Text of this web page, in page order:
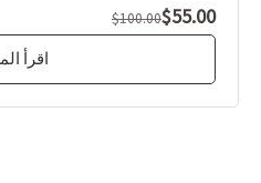
$100.00$55.00
اقرأ